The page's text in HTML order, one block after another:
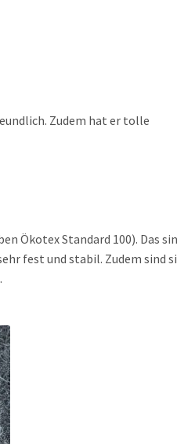
Zudem hat er tolle
Ökotex Standard 100). Das
fest und stabil. Zudem sind